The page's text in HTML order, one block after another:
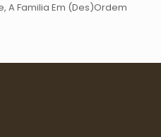
A Familia Em (des)ordem